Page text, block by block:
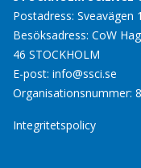
Postadress: Sveavägen
Besöksadress: CoW
46 STOCKHOLM
E-post: info@ssci.se
Organisationsnummer:
Integritetspolicy